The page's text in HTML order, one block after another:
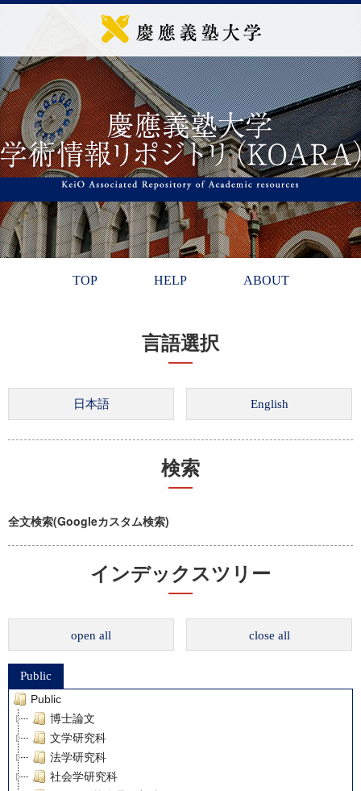
TOP HELP ABOUT
言語選択
検索
全文検索(Googleカスタム検索)
インデックスツリー
open all close all
Public
Public
博士論文
文学研究科
法学研究科
社会学研究科